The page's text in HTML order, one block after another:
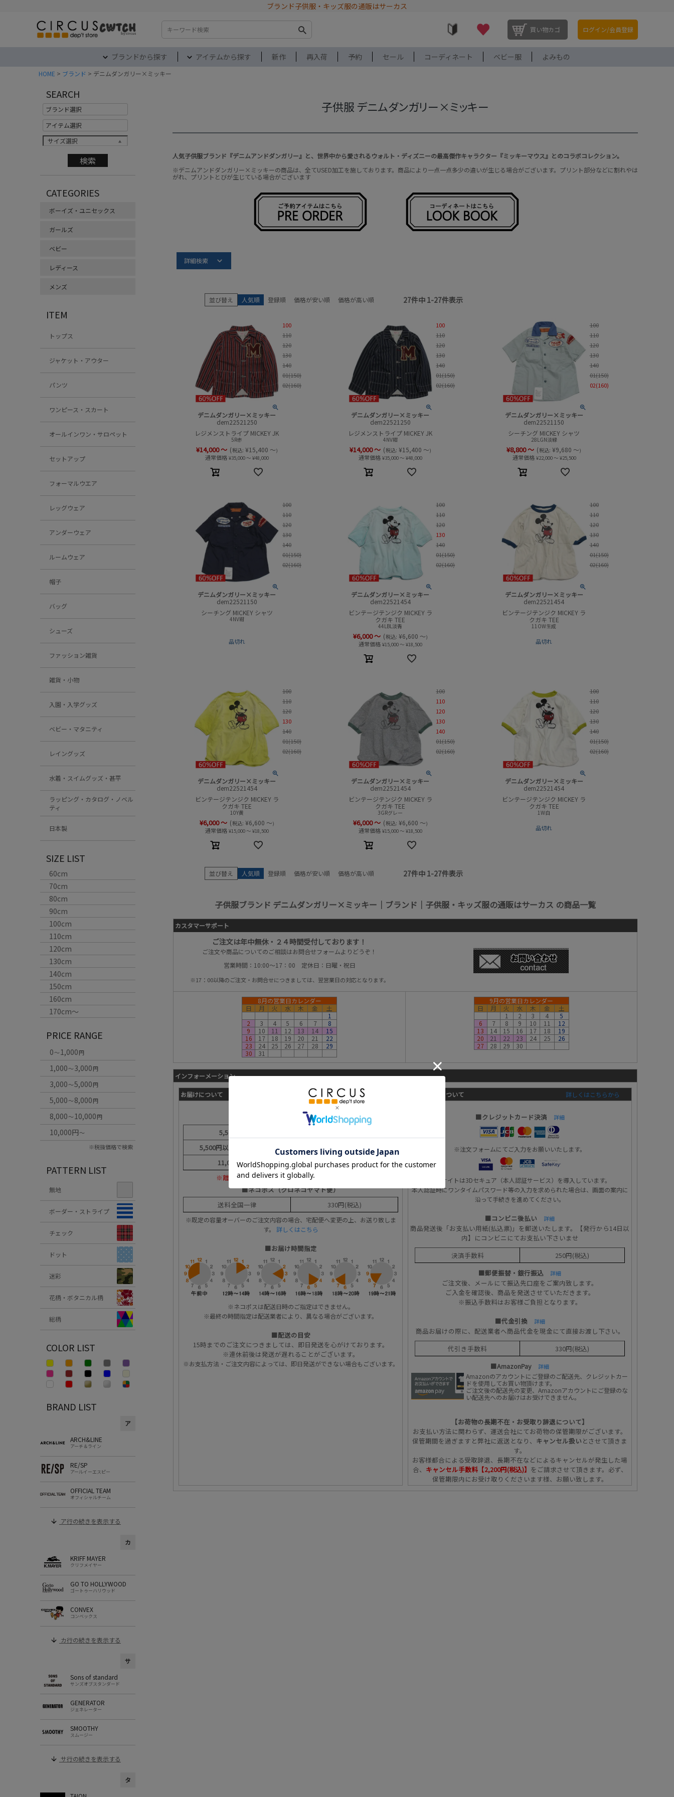
ブランド子供服・キッズ服の通販はサーカス
検索 買い物カゴ ログイン/会員登録
ブランドから探す アイテムから探す 新作 再入荷 予約 セール コーディネート ベビー服 よみもの
HOME ブランド デニムダンガリー×ミッキー
SEARCH
サイズ選択
CATEGORIES
ボーイズ・ユニセックス
ガールズ
ベビー
レディース
メンズ
ITEM
トップス
ジャケット・アウター
パンツ
ワンピース・スカート
オールインワン・サロペット
セットアップ
フォーマルウエア
レッグウェア
アンダーウェア
ルームウェア
帽子
バッグ
シューズ
ファッション雑貨
雑貨・小物
入園・入学グッズ
ベビー・マタニティ
レイングッズ
水着・スイムグッズ・甚平
ラッピング・カタログ・ノベル
ティ
日本製
SIZE LIST
60cm
70cm
80cm
90cm
100cm
110cm
120cm
130cm
140cm
150cm
160cm
170cm〜
PRICE RANGE
0～1,000円
1,000～3,000円
3,000～5,000円
5,000～8,000円
8,000～10,000円
10,000円～
※税抜価格で検索
PATTERN LIST
無地
ボーダー・ストライプ
チェック
ドット
迷彩
花柄・ボタニカル柄
総柄
COLOR LIST
BRAND LIST
ア
ARCH&LINE
アーチ＆ライン
RE/SP
アールイーエスピー
OFFICIAL TEAM
オフィシャルチーム
ア行の続きを表示する
カ
KRIFF MAYER
クリフメイヤー
GO TO HOLLYWOOD
ゴートゥーハリウッド
CONVEX
コンベックス
カ行の続きを表示する
サ
Sons of standard
サンズオブスタンダード
GENERATOR
ジェネレーター
SMOOTHY
スムージー
サ行の続きを表示する
タ
子供服 デニムダンガリー×ミッキー
人気子供服ブランド『デニムアンドダンガリー』と、世界中から愛されるウォルト・ディズニーの最高傑作キャラクター『ミッキーマウス』とのコラボコレクション。
※デニムアンドダンガリー×ミッキーの商品は、全てUSED加工を施しております。商品により一点一点多少の違いが生じる場合がございます。プリント部分などに割れやは
がれ、プリントとびが生じている場合がございます
詳細検索
Item Search
ブランド アイテム
販売中／予約受付中 カラー 柄
セール商品 セール率 並び順
検索
並び替え 人気順 登録順 価格が安い順 価格が高い順 27件中 1-27件表示
デニムダンガリー×ミッキー
dem22521250
レジメンストライプ MICKEY JK
5R赤
¥14,000～ (税込: ¥15,400 ～)
通常価格 ¥35,000～¥48,000
100
110
120
130
140
01(150)
02(160)
デニムダンガリー×ミッキー
dem22521250
レジメンストライプ MICKEY JK
4NV紺
¥14,000～ (税込: ¥15,400 ～)
通常価格 ¥35,000～¥48,000
100
110
120
130
140
01(150)
02(160)
デニムダンガリー×ミッキー
dem22521150
シーチング MICKEY シャツ
28LGN淡緑
¥8,800～ (税込: ¥9,680 ～)
通常価格 ¥22,000～ ¥25,500
100
110
120
130
140
01(150)
02(160)
デニムダンガリー×ミッキー
dem22521150
シーチング MICKEY シャツ
4NV紺
品切れ
100
110
120
130
140
01(150)
02(160)
デニムダンガリー×ミッキー
dem22521454
ビンテージテンジク MICKEY ラ
クガキ TEE
44LBL淡青
¥6,000～ (税込: ¥6,600 ～)
通常価格 ¥15,000～¥18,500
100
110
120
130
140
01(150)
02(160)
デニムダンガリー×ミッキー
dem22521454
ビンテージテンジク MICKEY ラ
クガキ TEE
11OW生成
品切れ
100
110
120
130
140
01(150)
02(160)
デニムダンガリー×ミッキー
dem22521454
ビンテージテンジク MICKEY ラ
クガキ TEE
10Y黄
¥6,000～ (税込: ¥6,600 ～)
通常価格 ¥15,000～¥18,500
100
110
120
130
140
01(150)
02(160)
デニムダンガリー×ミッキー
dem22521454
ビンテージテンジク MICKEY ラ
クガキ TEE
3GRグレー
¥6,000～ (税込: ¥6,600 ～)
通常価格 ¥15,000～¥18,500
100
110
120
130
140
01(150)
02(160)
デニムダンガリー×ミッキー
dem22521454
ビンテージテンジク MICKEY ラ
クガキ TEE
1W白
品切れ
100
110
120
130
140
01(150)
02(160)
並び替え 人気順 登録順 価格が安い順 価格が高い順 27件中 1-27件表示
子供服ブランド デニムダンガリー×ミッキー｜ブランド｜子供服・キッズ服の通販はサーカス の商品一覧
カスタマーサポート
ご注文は年中無休・２４時間受付しております！
ご注文や商品についてのご相談はお問合せフォームよりどうぞ！
営業時間：10:00～17：00 定休日：日曜・祝日
※17：00以降のご注文・お問合せにつきましては、翌営業日の対応となります。
8月の営業日カレンダー
日
月 火 水 木 金
土
1
2
3 4 5 6 7
8
9
10 11 12 13 14
15
16
17 18 19 20 21
22
23
24 25 26 27 28
29
30
31
9月の営業日カレンダー
日
月 火 水 木 金
土
1
2 3 4
5
6
7 8 9 10 11
12
13
14 15 16 17 18
19
20
21 22 23 24 25
26
27
28 29 30
インフォーメーション
お届けについて 詳しくはこちらから
-配送料金一覧-
5,500円未満
5,500円以上11,000円未満
送料330円
(税込)
11,000円以上
送料無料
※離島・一部地域は別途追加送料が発生いたします。
■ネコポス（クロネコヤマト便）
送料全国一律
330円(税込)
※既定の容量オーバーのご注文内容の場合、宅配便へ変更の上、お送り致しま
す。 詳しくはこちら
■お届け時間指定
※ネコポスは配送日時のご指定はできません。
※最終の時間指定は配送業者により、異なる場合がございます。
■配送の目安
15時までのご注文につきましては、即日発送を心がけております。
※連休前後は発送が遅れることがございます。
※お支払方法・ご注文内容によっては、即日発送ができない場合もございます。
お支払方法について 詳しくはこちらから
■クレジットカード決済 詳細
※注文フォームにてご入力をお願いいたします。
※当サイトは3Dセキュア（本人認証サービス）を導入しています。
本人認証時にワンタイムパスワード等の入力を求められた場合は、画面の案内に
沿って手続きを進めてください。
■コンビニ後払い 詳細
商品発送後「お支払い用紙(払込票)」を郵送いたします。【発行から14日以
内】にコンビニにてお支払い下さいませ
決済手数料
250円(税込)
■郵便振替・銀行振込
詳細
ご注文後、メールにて振込先口座をご案内致します。
ご入金を確認後、商品を発送させていただきます。
※振込手数料はお客様ご負担となります。
■代金引換
詳細
商品お届けの際に、配送業者へ商品代金を現金にて直接お渡し下さい。
代引き手数料
330円(税込)
■AmazonPay
詳細
Amazonのアカウントにご登録のご配送先、クレジットカー
ドを使用してお買い物頂けます。
ご注文後の配送先の変更、Amazonアカウントにご登録のな
い配送先へのお届けはお受けできません。
【お荷物の長期不在・お受取り辞退について】
お支払い方法に関わらず、運送会社にてお荷物の保管期限がございます。
保管期間を過ぎますと弊社に返送となり、 キャンセル扱い とさせて頂きま
す。
お客様都合による受取辞退、長期不在などによるキャンセルが発生した場
合、 キャンセル手数料【2,200円(税込)】 をご請求させて頂きます。必ず、
保管期限内にお受け取りくださいます様、お願い致します。